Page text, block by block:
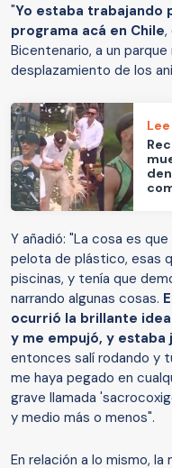
"Yo estaba trabajando
programa acá en Chile,
Bicentenario, a un
desplazamiento de los
Y añadió: "La cosa es
pelota de plástico, esas
piscinas, y tenía que
narrando algunas cosas.
ocurrió la brillante
y me empujó, y estaba
entonces salí rodando y
me haya pegado en
grave llamada
y medio más o menos".
En relación a lo mismo,